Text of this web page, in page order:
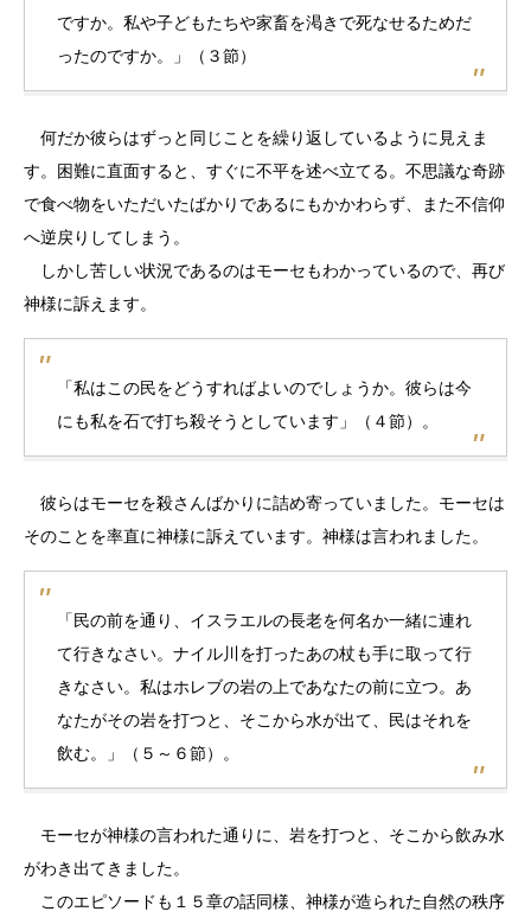
ですか。私や子どもたちや家畜を渇きで死なせるためだ
ったのですか。」（３節）
何だか彼らはずっと同じことを繰り返しているように見えま
す。困難に直面すると、すぐに不平を述べ立てる。不思議な奇跡
で食べ物をいただいたばかりであるにもかかわらず、また不信仰
へ逆戻りしてしまう。
しかし苦しい状況であるのはモーセもわかっているので、再び
神様に訴えます。
「私はこの民をどうすればよいのでしょうか。彼らは今
にも私を石で打ち殺そうとしています」（４節）。
彼らはモーセを殺さんばかりに詰め寄っていました。モーセは
そのことを率直に神様に訴えています。神様は言われました。
「民の前を通り、イスラエルの長老を何名か一緒に連れ
て行きなさい。ナイル川を打ったあの杖も手に取って行
きなさい。私はホレブの岩の上であなたの前に立つ。あ
なたがその岩を打つと、そこから水が出て、民はそれを
飲む。」（５～６節）。
モーセが神様の言われた通りに、岩を打つと、そこから飲み水
がわき出てきました。
このエピソードも１５章の話同様、神様が造られた自然の秩序